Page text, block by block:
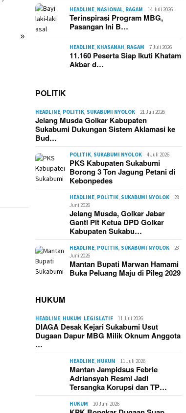
»
Kebakaran Kampung Adat
Ciptamulya Sukabumi
Hanguskan Puluhan Rumah,
Kerugian Capai Rp2,5 Miliar
Imah Gede
HEADLINE, NASIONAL, RAGAM 14 Juli 2026
Terinspirasi Program MBG,
Pasangan Ini B…
HEADLINE, KHASANAH, RAGAM 7 Juli 2026
11.160 Peserta Siap Ikuti Khatam
Akbar d…
POLITIK
HEADLINE, POLITIK, SUKABUMI NYOLOK 21 Juli 2026
Jelang Musda Golkar Kabupaten
Sukabumi Dukungan Sistem Aklamasi ke
Bud…
POLITIK, SUKABUMI NYOLOK 4 Juli 2026
PKS Kabupaten Sukabumi
Borong 3 Ton Jagung Petani di
Kebonpedes
HEADLINE, POLITIK, SUKABUMI NYOLOK
28
Juni 2026
Jelang Musda, Golkar Jabar
Ganti Plt Ketua DPD Golkar
Kabupaten Sukabu…
HEADLINE, POLITIK, SUKABUMI NYOLOK
28
Juni 2026
Mantan Bupati Marwan Hamami
Buka Peluang Maju di Pileg 2029
HUKUM
HEADLINE, HUKUM, LEGISLATIF 11 Juli 2026
DIAGA Desak Kejari Sukabumi Usut
Dugaan Dapur MBG Milik Oknum Anggota
…
HEADLINE, HUKUM 11 Juli 2026
Mantan Jampidsus Febrie
Adriansyah Resmi Jadi
Tersangka Korupsi dan TP…
HUKUM 10 Juni 2026